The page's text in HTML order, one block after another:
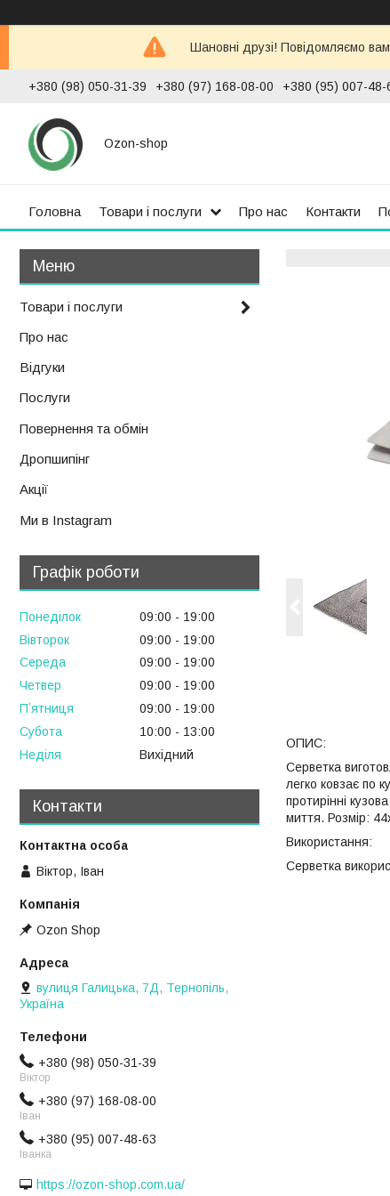
Шановні друзі! Повідомляємо
+380 (98) 050-31-39 +380 (97) 168-08-00 +380 (95) 007-48-
Ozon-shop
Головна Товари і послуги Про нас Контакти
ОПИС:
Серветка
легко ковзає по
протирінні
миття. Розмір:
Використання:
Серветка
Товари і послуги
Про нас
Відгуки
Послуги
Повернення та обмін
Дропшипінг
Акції
Ми в Instagram
Графік роботи
Понеділок 09:00
19:00
Вівторок
09:00
19:00
Середа
09:00
19:00
Четвер
09:00
19:00
Пʼятниця
09:00
19:00
Субота
10:00
13:00
Неділя
Вихідний
Контакти
Віктор, Іван
Ozon Shop
вулиця Галицька, 7Д, Тернопіль,
Україна
+380 (98) 050-31-39
Віктор
+380 (97) 168-08-00
Іван
+380 (95) 007-48-63
Іванка
https://ozon-shop.com.ua/